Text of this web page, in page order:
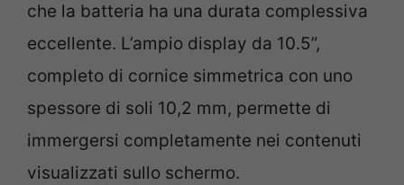
che la batteria ha una durata complessiva
eccellente. L’ampio display da 10.5”,
completo di cornice simmetrica con uno
spessore di soli 10,2 mm, permette di
immergersi completamente nei contenuti
visualizzati sullo schermo.